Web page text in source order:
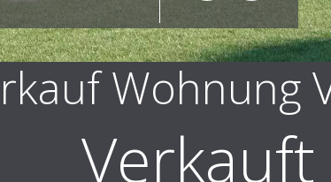
Wohnung
Verkauft